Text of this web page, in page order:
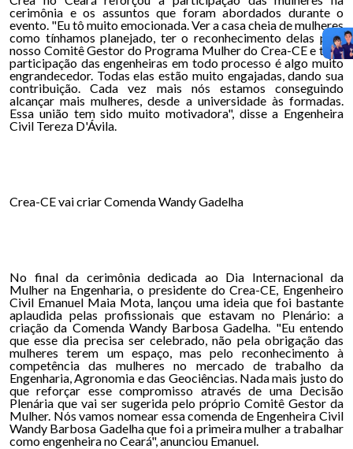
cerimônia e os assuntos que foram abordados durante o
evento. "Eu tô muito emocionada. Ver a casa cheia de mulheres
como tínhamos planejado, ter o reconhecimento delas pelo
nosso Comitê Gestor do Programa Mulher do Crea-CE e ter a
participação das engenheiras em todo processo é algo muito
engrandecedor. Todas elas estão muito engajadas, dando sua
contribuição. Cada vez mais nós estamos conseguindo
alcançar mais mulheres, desde a universidade às formadas.
Essa união tem sido muito motivadora", disse a Engenheira
Civil Tereza D'Ávila.
Crea-CE vai criar Comenda Wandy Gadelha
No final da cerimônia dedicada ao Dia Internacional da
Mulher na Engenharia, o presidente do Crea-CE, Engenheiro
Civil Emanuel Maia Mota, lançou uma ideia que foi bastante
aplaudida pelas profissionais que estavam no Plenário: a
criação da Comenda Wandy Barbosa Gadelha. "Eu entendo
que esse dia precisa ser celebrado, não pela obrigação das
mulheres terem um espaço, mas pelo reconhecimento à
competência das mulheres no mercado de trabalho da
Engenharia, Agronomia e das Geociências. Nada mais justo do
que reforçar esse compromisso através de uma Decisão
Plenária que vai ser sugerida pelo próprio Comitê Gestor da
Mulher. Nós vamos nomear essa comenda de Engenheira Civil
Wandy Barbosa Gadelha que foi a primeira mulher a trabalhar
como engenheira no Ceará", anunciou Emanuel.